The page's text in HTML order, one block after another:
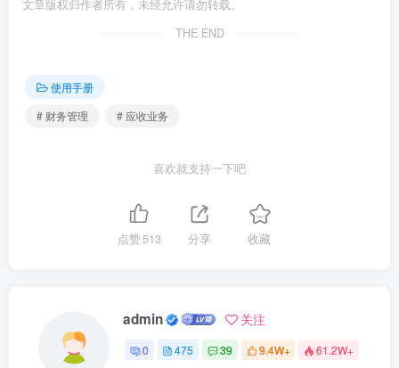
文章版权归作者所有，未经允许请勿转载。
THE END
使用手册
# 财务管理
# 应收业务
喜欢就支持一下吧
点赞513 分享 收藏
admin 关注
0 475 39 9.4W+ 61.2W+